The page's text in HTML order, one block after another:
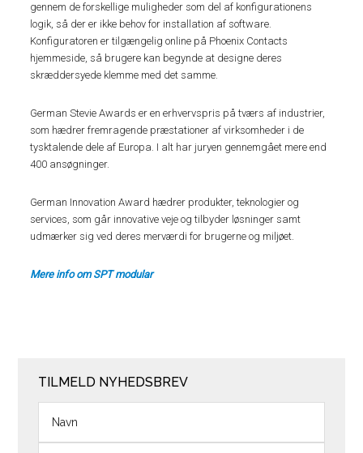
gennem de forskellige muligheder som del af konfigurationens
logik, så der er ikke behov for installation af software.
Konfiguratoren er tilgængelig online på Phoenix Contacts
hjemmeside, så brugere kan begynde at designe deres
skræddersyede klemme med det samme.
German Stevie Awards er en erhvervspris på tværs af industrier,
som hædrer fremragende præstationer af virksomheder i de
tysktalende dele af Europa. I alt har juryen gennemgået mere end
400 ansøgninger.
German Innovation Award hædrer produkter, teknologier og
services, som går innovative veje og tilbyder løsninger samt
udmærker sig ved deres merværdi for brugerne og miljøet.
Mere info om SPT modular
TILMELD NYHEDSBREV